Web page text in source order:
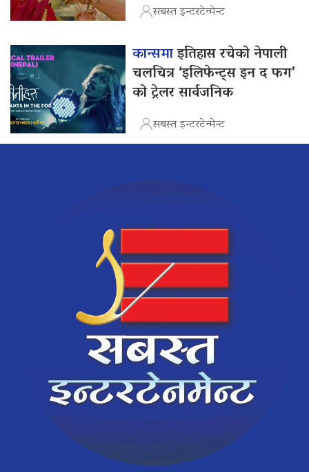
सबस्त इन्टरटेन्मेन्ट
कान्समाइतिहास रचेको नेपाली
चलचित्र ‘इलिफेन्ट्स इन द फग’
को ट्रेलर सार्वजनिक
सबस्त इन्टरटेन्मेन्ट